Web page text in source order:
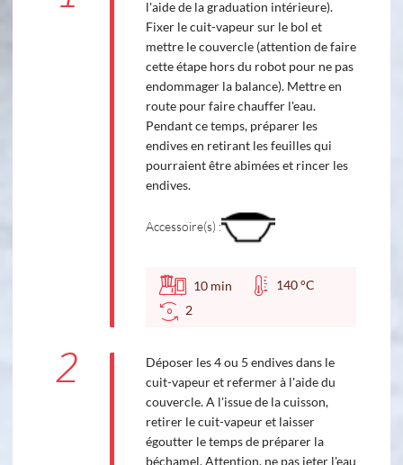
l'aide de la graduation intérieure).
Fixer le cuit-vapeur sur le bol et
mettre le couvercle (attention de faire
cette étape hors du robot pour ne pas
endommager la balance). Mettre en
route pour faire chauffer l'eau.
Pendant ce temps, préparer les
endives en retirant les feuilles qui
pourraient être abimées et rincer les
endives.
Accessoire(s) :
10 min
140 °C
2
2
Déposer les 4 ou 5 endives dans le
cuit-vapeur et refermer à l'aide du
couvercle. A l'issue de la cuisson,
retirer le cuit-vapeur et laisser
égoutter le temps de préparer la
béchamel. Attention, ne pas jeter l'eau